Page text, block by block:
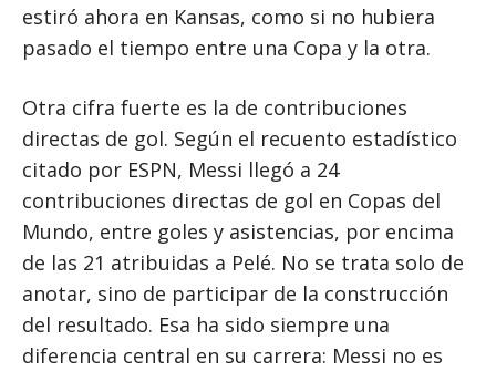
estiró ahora en Kansas, como si no hubiera
pasado el tiempo entre una Copa y la otra.
Otra cifra fuerte es la de contribuciones
directas de gol. Según el recuento estadístico
citado por ESPN, Messi llegó a 24
contribuciones directas de gol en Copas del
Mundo, entre goles y asistencias, por encima
de las 21 atribuidas a Pelé. No se trata solo de
anotar, sino de participar de la construcción
del resultado. Esa ha sido siempre una
diferencia central en su carrera: Messi no es